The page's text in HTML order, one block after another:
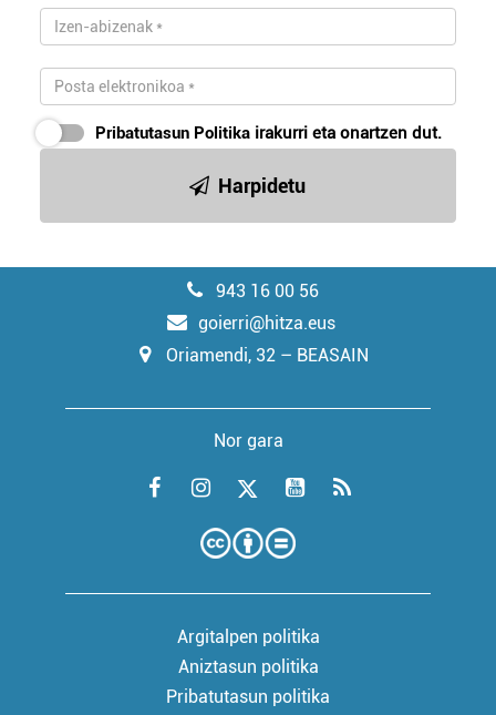
Pribatutasun Politika irakurri eta onartzen dut.
Harpidetu
943 16 00 56
goierri@hitza.eus
Oriamendi, 32 – BEASAIN
Nor gara
Argitalpen politika
Aniztasun politika
Pribatutasun politika